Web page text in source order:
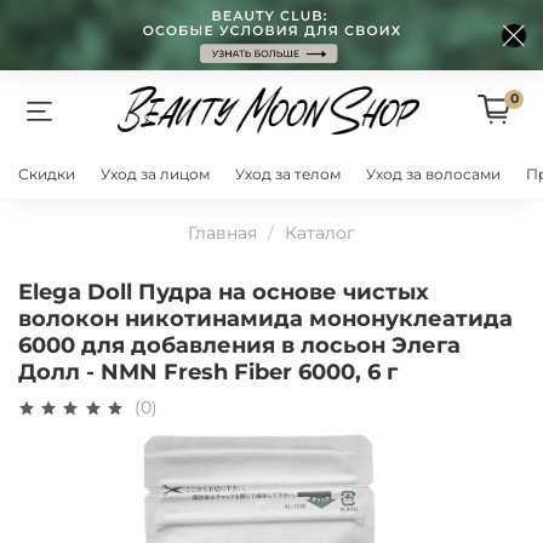
0
Скидки Уход за лицом Уход за телом Уход за волосами
Главная Каталог
Elega Doll Пудра на основе чистых
волокон никотинамида мононуклеатида
6000 для добавления в лосьон Элега
Долл - NMN Fresh Fiber 6000, 6 г
(0)